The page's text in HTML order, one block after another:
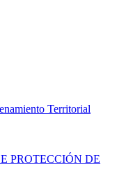
Territorial
PROTECCIÓN DE